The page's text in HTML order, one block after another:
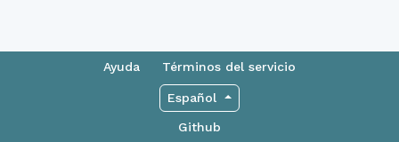
Ayuda Términos del servicio
Español
Github